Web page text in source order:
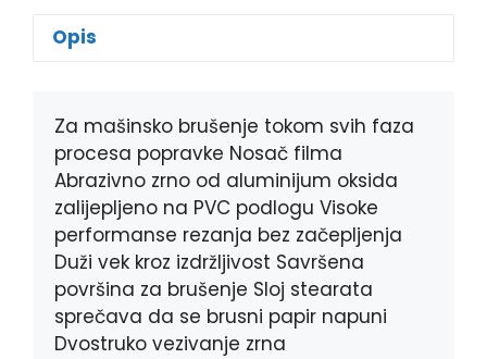
e
b
k
s
e
r
p
Opis
Za mašinsko brušenje tokom svih faza
procesa popravke Nosač filma
Abrazivno zrno od aluminijum oksida
zalijepljeno na PVC podlogu Visoke
performanse rezanja bez začepljenja
Duži vek kroz izdržljivost Savršena
površina za brušenje Sloj stearata
sprečava da se brusni papir napuni
Dvostruko vezivanje zrna